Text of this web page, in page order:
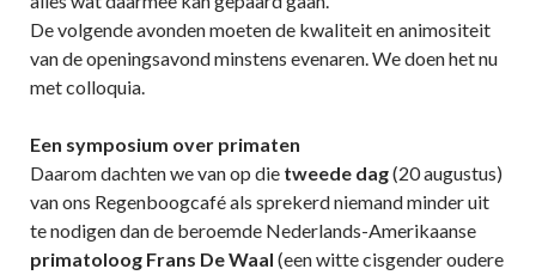
De volgende avonden moeten de kwaliteit en animositeit
van de openingsavond minstens evenaren. We doen het nu
met colloquia.
Een symposium over primaten
Daarom dachten we van op die tweede dag(20 augustus)
van ons Regenboogcafé als sprekerd niemand minder uit
te nodigen dan de beroemde Nederlands-Amerikaanse
primatoloog Frans De Waal (een witte cisgender oudere